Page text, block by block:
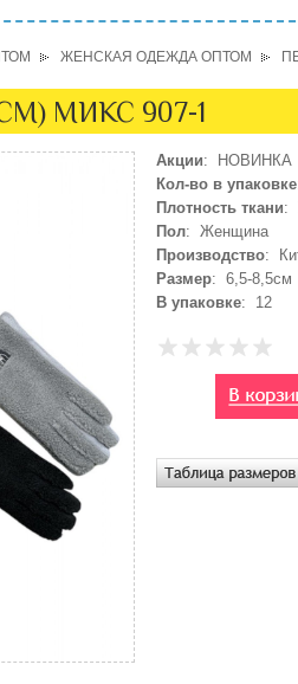
ЖЕНСКАЯ ОДЕЖДА ОПТОМ
МИКС 907-1
Акции: НОВИНКА
Кол-во в упаковке
Плотность ткани:
Пол: Женщина
Производство:
Размер: 6,5-8,5см
В упаковке: 12